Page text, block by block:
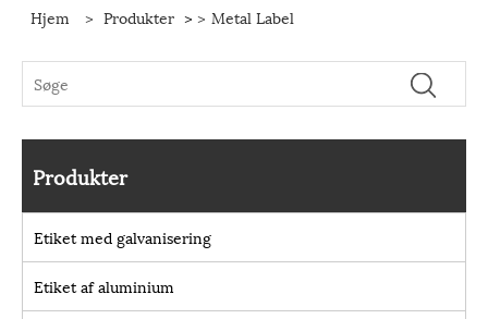
Hjem > Produkter >> Metal Label
Produkter
Etiket med galvanisering
Etiket af aluminium